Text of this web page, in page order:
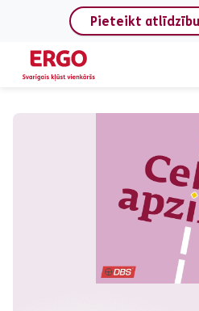
Pieteikt atlīdzību
Podkāsts